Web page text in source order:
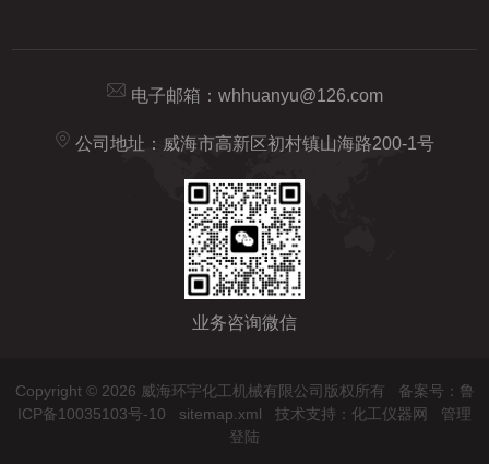
电子邮箱： whhuanyu@126.com
公司地址：威海市高新区初村镇山海路200-1号
业务咨询微信
Copyright © 2026 威海环宇化工机械有限公司版权所有 备案号：鲁
ICP备10035103号-10
sitemap.xml 技术支持： 化工仪器网
管理
登陆